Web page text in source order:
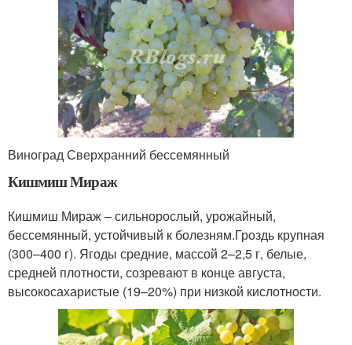
Виноград Сверхранний бессемянный
Кишмиш Мираж
Кишмиш Мираж – сильнорослый, урожайный,
бессемянный, устойчивый к болезням.Гроздь крупная
(300–400 г). Ягоды средние, массой 2–2,5 г, белые,
средней плотности, созревают в конце августа,
высокосахаристые (19–20%) при низкой кислотности.